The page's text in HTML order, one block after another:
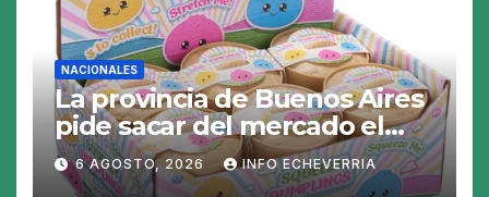
NACIONALES
La provincia de Buenos Aires
pide sacar del mercado el
«Squeezy Dumpling», un
juguete «tóxico»
6 AGOSTO, 2026 INFO ECHEVERRIA